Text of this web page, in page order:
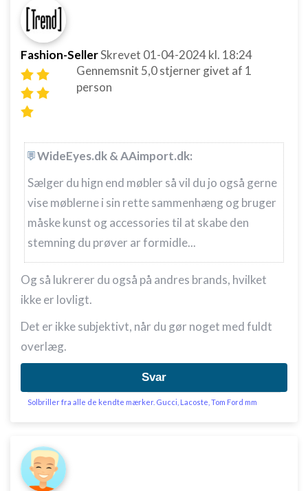
Fashion-SellerSkrevet 01-04-2024kl. 18:24
Gennemsnit 5,0stjerner givet af 1
person
WideEyes.dk & AAimport.dk:
Sælger du hign end møbler så vil du jo også gerne
vise møblerne i sin rette sammenhæng og bruger
måske kunst og accessories til at skabe den
stemning du prøver ar formidle...
Og så lukrerer du også på andres brands, hvilket
ikke er lovligt.
Det er ikke subjektivt, når du gør noget med fuldt
overlæg.
Svar
Solbriller fra alle de kendte mærker. Gucci, Lacoste, Tom Ford mm